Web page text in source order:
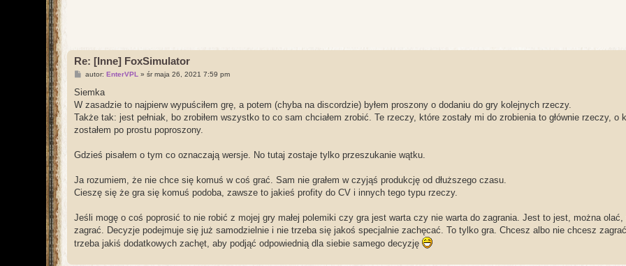
Re: [Inne] FoxSimulator
P
s
autor: EnterVPL» śr maja 26, 2021 7:59 pm
Siemka
W zasadzie to najpierw wypuściłem grę, a potem (chyba na discordzie) byłem proszony o dodaniu do gry kolejnych rzeczy.
Także tak: jest pełniak, bo zrobiłem wszystko to co sam chciałem zrobić. Te rzeczy, które zostały mi do zrobienia to głównie rzeczy, o
zostałem po prostu poproszony.
Gdzieś pisałem o tym co oznaczają wersje. No tutaj zostaje tylko przeszukanie wątku.
Ja rozumiem, że nie chce się komuś w coś grać. Sam nie grałem w czyjąś produkcję od dłuższego czasu.
Cieszę się że gra się komuś podoba, zawsze to jakieś profity do CV i innych tego typu rzeczy.
Jeśli mogę o coś poprosić to nie robić z mojej gry małej polemiki czy gra jest warta czy nie warta do zagrania. Jest to jest, można olać,
zagrać. Decyzje podejmuje się już samodzielnie i nie trzeba się jakoś specjalnie zachęcać. To tylko gra. Chcesz albo nie chcesz
trzeba jakiś dodatkowych zachęt, aby podjąć odpowiednią dla siebie samego decyzję